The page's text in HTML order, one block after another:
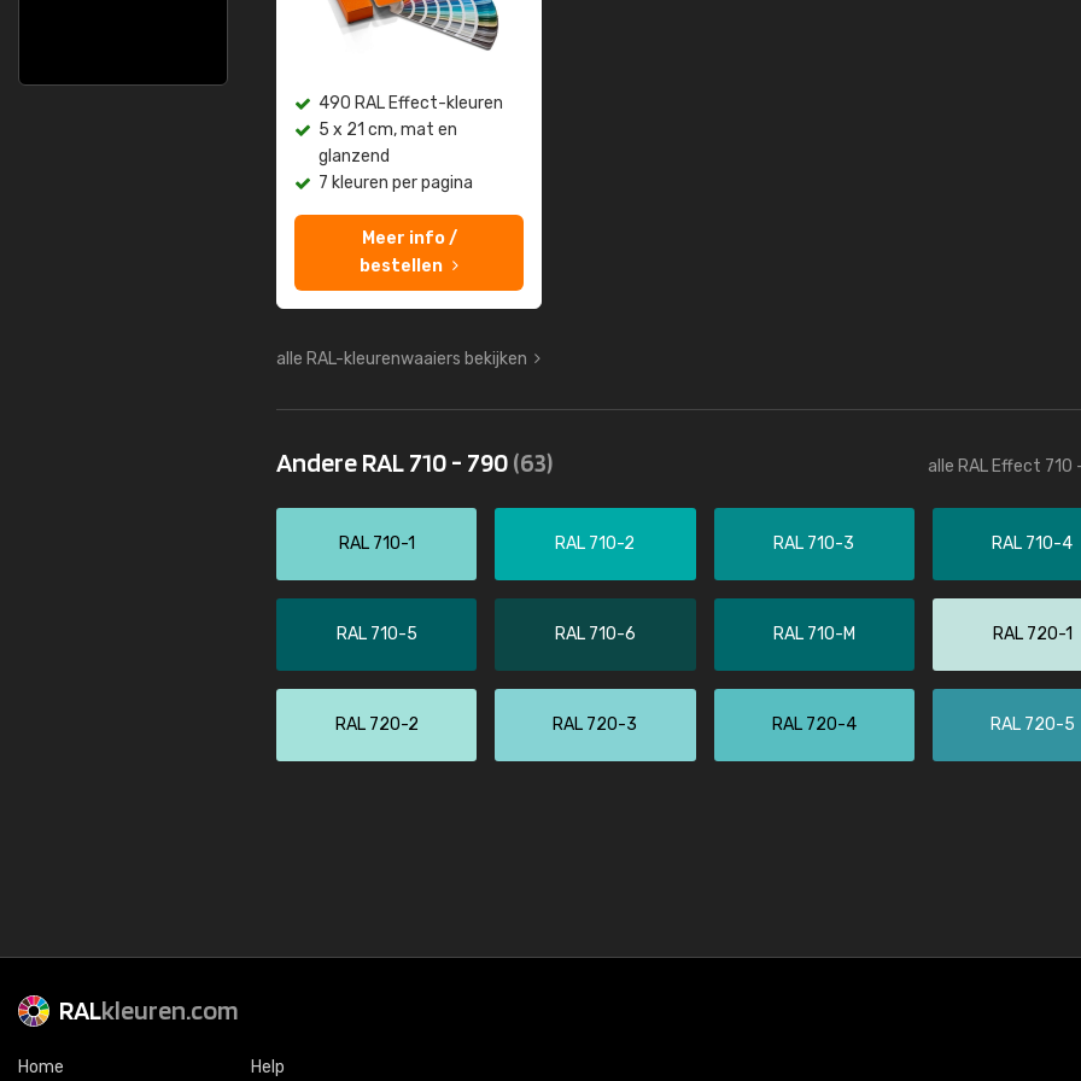
490 RAL Effect-kleuren
5 x 21 cm, mat en
glanzend
7 kleuren per pagina
Meer info /
bestellen
alle RAL-kleurenwaaiers bekijken
Andere RAL 710 - 790(63) alle RAL Effect 710
RAL 710-1 RAL 710-2 RAL 710-3 RAL 710-4
RAL 710-5 RAL 710-6 RAL 710-M RAL 720-1
RAL 720-2 RAL 720-3 RAL 720-4 RAL 720-5
RALkleuren.com
Home Help